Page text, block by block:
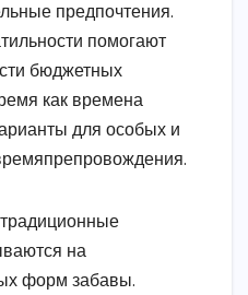
предпочтения.
помогают
бюджетных
как времена
для особых и
на
форм забавы.